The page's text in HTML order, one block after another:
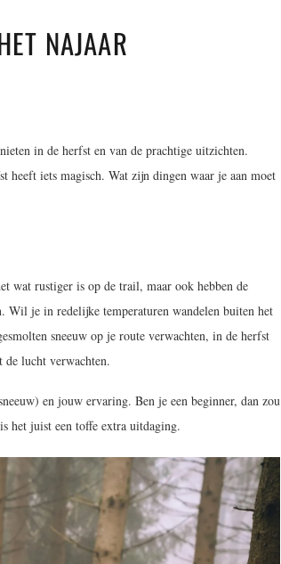
NAJAAR
in de herfst en van de prachtige uitzichten.
heeft iets magisch. Wat zijn dingen waar je aan moet
wat rustiger is op de trail, maar ook hebben de
Wil je in redelijke temperaturen wandelen buiten het
sneeuw op je route verwachten, in de herfst
de lucht verwachten.
en jouw ervaring. Ben je een beginner, dan zou
het juist een toffe extra uitdaging.